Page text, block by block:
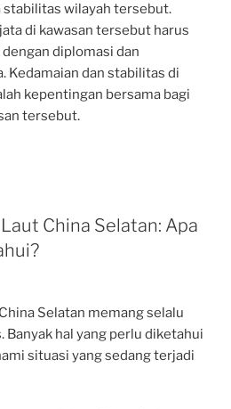
stabilitas wilayah tersebut.
di kawasan tersebut harus
diplomasi dan
Kedamaian dan stabilitas di
kepentingan bersama bagi
tersebut.
China Selatan: Apa
Selatan memang selalu
Banyak hal yang perlu diketahui
situasi yang sedang terjadi